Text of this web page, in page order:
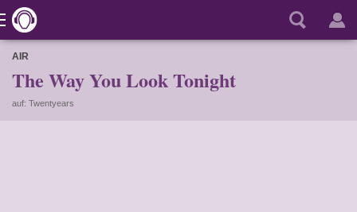
AIR
The Way You Look Tonight
auf: Twentyears